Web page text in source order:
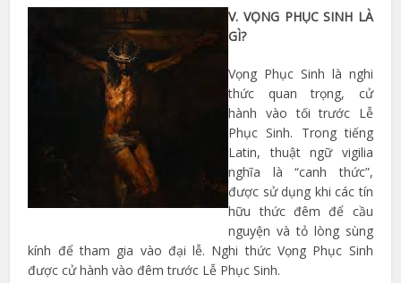
V. VỌNG PHỤC SINH LÀ
GÌ?
Vọng Phục Sinh là nghi
thức quan trọng, cử
hành vào tối trước Lễ
Phục Sinh. Trong tiếng
Latin, thuật ngữ vigilia
nghĩa là “canh thức”,
được sử dụng khi các tín
hữu thức đêm để cầu
nguyện và tỏ lòng sùng
kính để tham gia vào đại lễ. Nghi thức Vọng Phục Sinh
được cử hành vào đêm trước Lễ Phục Sinh.